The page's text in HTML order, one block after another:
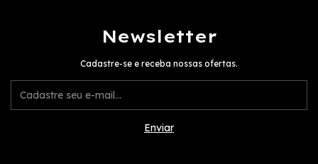
Newsletter
Cadastre-se e receba nossas ofertas.